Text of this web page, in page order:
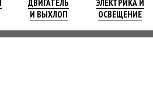
ДВИГАТЕЛЬ
И ВЫХЛОП
ЭЛЕКТРИКА И
ОСВЕЩЕНИЕ